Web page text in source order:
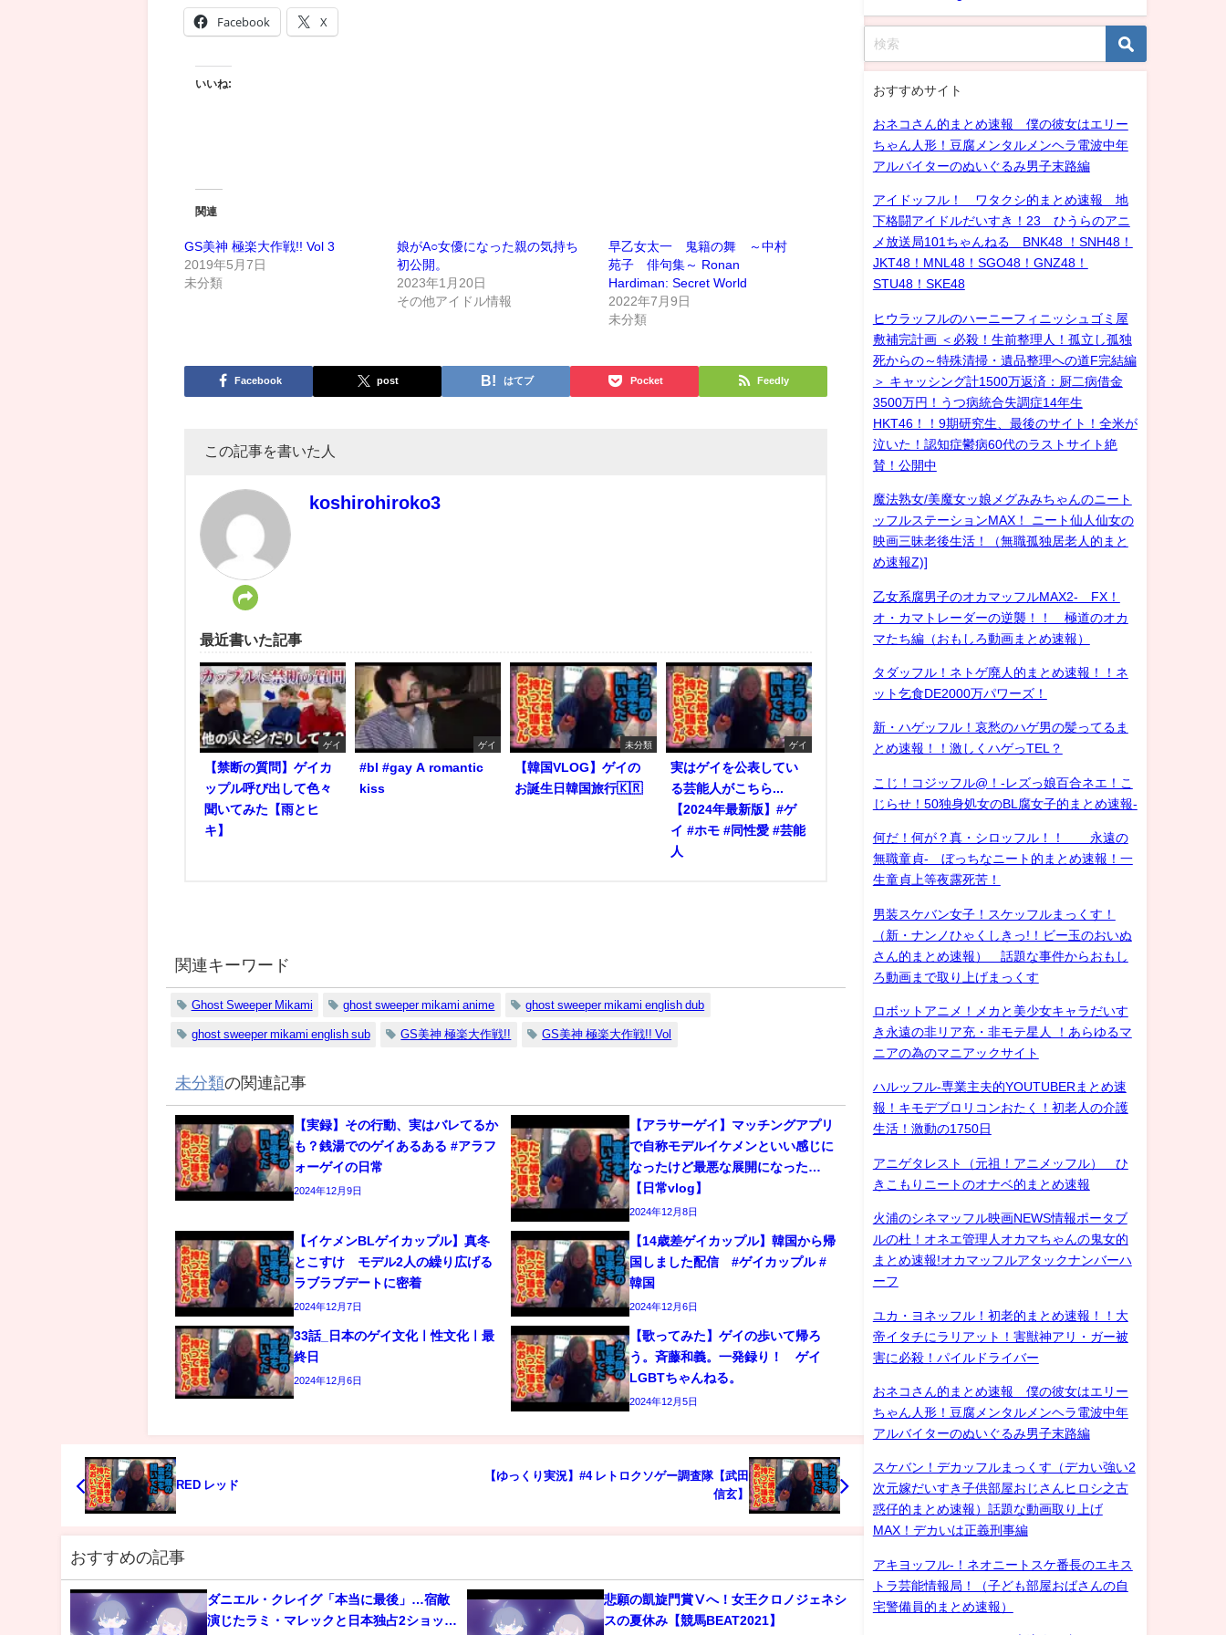
Facebook X
いいね:
関連
GS美神 極楽大作戦!! Vol 3
2019年5月7日
未分類
娘がA○女優になった親の気持ち
初公開。
2023年1月20日
その他アイドル情報
早乙女太一 鬼籍の舞 ～中村
苑子 俳句集～ Ronan
Hardiman: Secret World
2022年7月9日
未分類
Facebook post はてブ Pocket Feedly
この記事を書いた人
koshirohiroko3
最近書いた記事
ゲイ
【禁断の質問】ゲイカ
ップル呼び出して色々
聞いてみた【雨とヒ
キ】
ゲイ
#bl #gay A romantic
kiss
未分類
【韓国VLOG】ゲイの
お誕生日韓国旅行🇰🇷
ゲイ
実はゲイを公表してい
る芸能人がこちら...
【2024年最新版】#ゲ
イ #ホモ #同性愛 #芸能
人
関連キーワード
Ghost Sweeper Mikami ghost sweeper mikami anime ghost sweeper mikami english dub
ghost sweeper mikami english sub GS美神 極楽大作戦!! GS美神 極楽大作戦!! Vol
未分類の関連記事
【実録】その行動、実はバレてるか
も？銭湯でのゲイあるある #アラフ
ォーゲイの日常
2024年12月9日
【アラサーゲイ】マッチングアプリ
で自称モデルイケメンといい感じに
なったけど最悪な展開になった…
【日常vlog】
2024年12月8日
【イケメンBLゲイカップル】真冬
とこすけ モデル2人の繰り広げる
ラブラブデートに密着
2024年12月7日
【14歳差ゲイカップル】韓国から帰
国しました配信 #ゲイカップル #
韓国
2024年12月6日
33話_日本のゲイ文化ㅣ性文化ㅣ最
終日
2024年12月6日
【歌ってみた】ゲイの歩いて帰ろ
う。斉藤和義。一発録り！ ゲイ
LGBTちゃんねる。
2024年12月5日
RED レッド
【ゆっくり実況】#4 レトロクソゲー調査隊【武田
信玄】
おすすめの記事
ダニエル・クレイグ「本当に最後」…宿敵
演じたラミ・マレックと日本独占2ショット
悲願の凱旋門賞Ⅴへ！女王クロノジェネシ
スの夏休み【競馬BEAT2021】
おすすめサイト
おネコさん的まとめ速報 僕の彼女はエリー
ちゃん人形！豆腐メンタルメンヘラ電波中年
アルバイターのぬいぐるみ男子末路編
アイドッフル！ ワタクシ的まとめ速報 地
下格闘アイドルだいすき！23 ひうらのアニ
メ放送局101ちゃんねる BNK48 ！SNH48！
JKT48！MNL48！SGO48！GNZ48！
STU48！SKE48
ヒウラッフルのハーニーフィニッシュゴミ屋
敷補完計画 ＜必殺！生前整理人！孤立し孤独
死からの～特殊清掃・遺品整理への道F完結編
＞ キャッシング計1500万返済：厨二病借金
3500万円！うつ病統合失調症14年生
HKT46！！9期研究生、最後のサイト！全米が
泣いた！認知症鬱病60代のラストサイト絶
賛！公開中
魔法熟女/美魔女ッ娘メグみみちゃんのニート
ッフルステーションMAX！ ニート仙人仙女の
映画三昧老後生活！（無職孤独居老人的まと
め速報Z)]
乙女系腐男子のオカマッフルMAX2- FX！
オ・カマトレーダーの逆襲！！ 極道のオカ
マたち編（おもしろ動画まとめ速報）
タダッフル！ネトゲ廃人的まとめ速報！！ネ
ット乞食DE2000万パワーズ！
新・ハゲッフル！哀愁のハゲ男の髪ってるま
とめ速報！！激しくハゲっTEL？
こじ！コジッフル@！-レズっ娘百合ネエ！こ
じらせ！50独身処女のBL腐女子的まとめ速報-
何だ！何が？真・シロッフル！！ 永遠の
無職童貞- ぼっちなニート的まとめ速報！一
生童貞上等夜露死苦！
男装スケバン女子！スケッフルまっくす！
（新・ナンノひゃくしきっ!！ビー玉のおいぬ
さん的まとめ速報） 話題な事件からおもし
ろ動画まで取り上げまっくす
ロボットアニメ！メカと美少女キャラだいす
き永遠の非リア充・非モテ星人 ！あらゆるマ
ニアの為のマニアックサイト
ハルッフル-専業主夫的YOUTUBERまとめ速
報！キモデブロリコンおたく！初老人の介護
生活！激動の1750日
アニゲタレスト（元祖！アニメッフル） ひ
きこもりニートのオナベ的まとめ速報
火浦のシネマッフル映画NEWS情報ポータブ
ルの杜！オネエ管理人オカマちゃんの鬼女的
まとめ速報!オカマッフルアタックナンバーハ
ーフ
ユカ・ヨネッフル！初老的まとめ速報！！大
帝イタチにラリアット！害獣神アリ・ガー被
害に必殺！パイルドライバー
おネコさん的まとめ速報 僕の彼女はエリー
ちゃん人形！豆腐メンタルメンヘラ電波中年
アルバイターのぬいぐるみ男子末路編
スケバン！デカッフルまっくす（デカい強い2
次元嫁だいすき子供部屋おじさんヒロシ之古
惑仔的まとめ速報）話題な動画取り上げ
MAX！デカいは正義刑事編
アキヨッフル-！ネオニートスケ番長のエキス
トラ芸能情報局！（子ども部屋おばさんの自
宅警備員的まとめ速報）